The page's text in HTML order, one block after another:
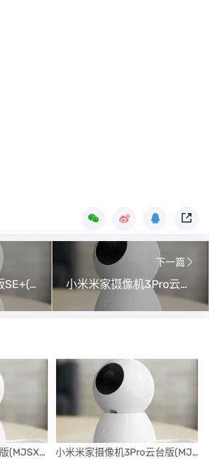
小米摄像机2云台版SE+(MJSXJ14CM)刷机升级固件5.1.2_0341
下一篇
小米米家摄像机3Pro云台版(MJSXJ16CM)刷机升级固件5.1.7_0388
小米米家摄像机2云台版(MJSXJ17CM)刷机升级固件5.1.5_0345 小米米家摄像机3Pro云台版(MJSXJ16CM)刷机升级固件5.1.7_0388